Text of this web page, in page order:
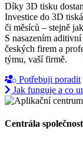
Díky 3D tisku
Investice do 3D
či měsíců – stejně
S nasazením
českých firem a
týmu, vaší firmě.
Potřebuji poradit
Jak funguje a co
Centrála